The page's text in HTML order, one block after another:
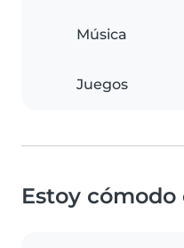
Música
Juegos
Estoy cómodo